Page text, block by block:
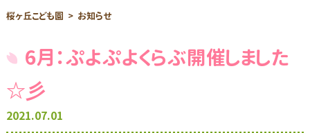
桜ヶ丘こども園 お知らせ
6月：ぷよぷよくらぶ開催しました
☆彡
2021.07.01